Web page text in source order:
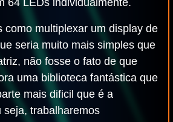
64 LEDs individualmente.
como multiplexar um display de
seria muito mais simples que
não fosse o fato de que
uma biblioteca fantástica que
mais dificil que é a
seja, trabalharemos